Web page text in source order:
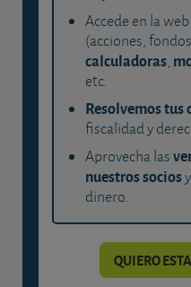
Accede en la
(acciones,
calculadoras,
etc.
Resolvemos tus
fiscalidad y
Aprovecha las
nuestros socios
dinero.
QUIERO